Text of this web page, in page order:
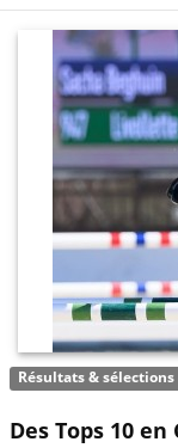
Résultats & sélections
Des Tops 10